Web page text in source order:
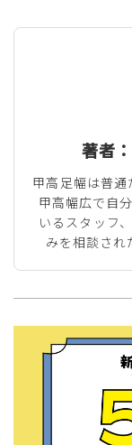
著者
甲高足幅は普
甲高幅広で自
いるスタッフ
みを相談され